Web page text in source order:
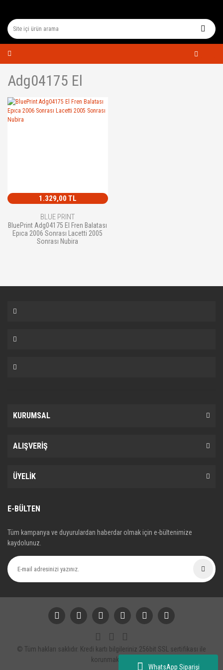
WhatsApp Siparişi
Adg04175 El
1.329,00 TL
BLUE PRINT
BluePrint Adg04175 El Fren Balatası
Epıca 2006 Sonrası Lacetti 2005
Sonrası Nubira
KURUMSAL
ALIŞVERİŞ
ÜYELİK
E-BÜLTEN
Tüm kampanya ve duyurulardan haberdar olmak için e-bültenimize
kaydolunuz.
© Tüm hakları saklıdır. Kredi kartı bilgileriniz 256bit SSL sertifikası ile
korunmaktadır.